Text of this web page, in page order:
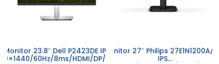
Monitor 23.8″ Dell P2423DE IPS
60Hz/8ms/HDMI/DP/USB-
Monitor 27″ Philips 27E1N1200A/
IPS